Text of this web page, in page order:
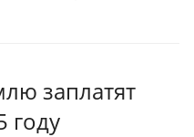
заплатят
году